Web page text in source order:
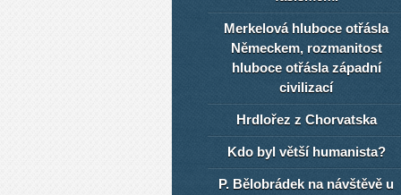
Merkelová hluboce otřásla
Německem, rozmanitost
hluboce otřásla západní
civilizací
Hrdlořez z Chorvatska
Kdo byl větší humanista?
P. Bělobrádek na návštěvě u